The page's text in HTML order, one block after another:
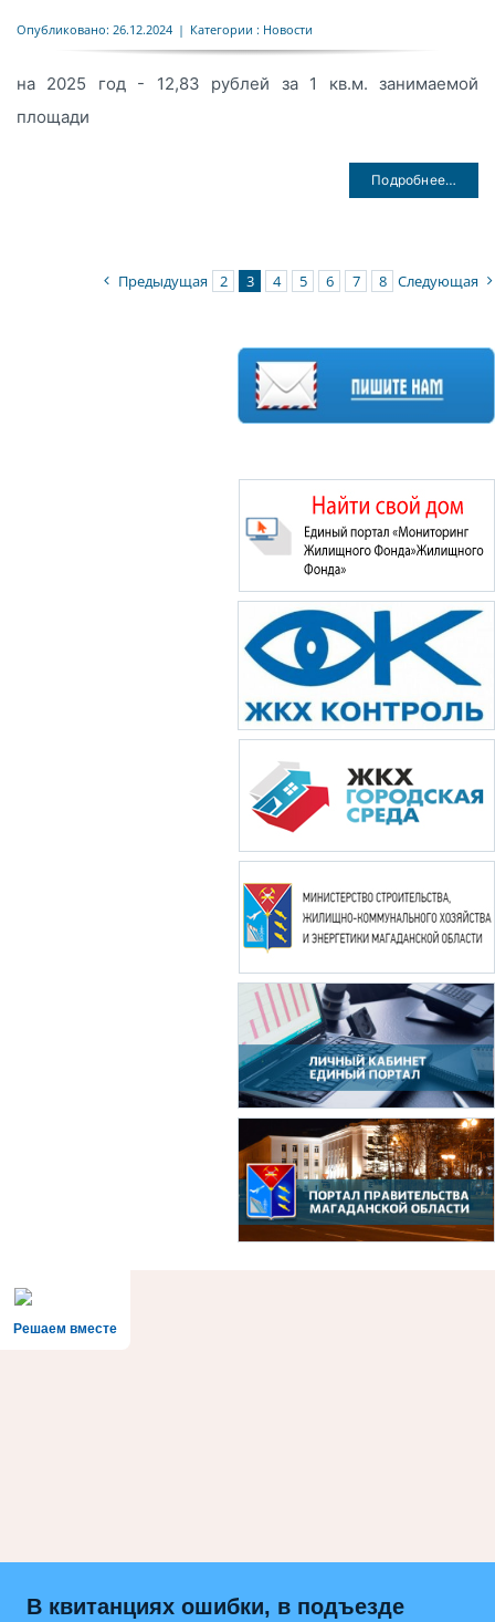
Опубликовано: 26.12.2024 | Категории : Новости
на 2025 год - 12,83 рублей за 1 кв.м. занимаемой
площади
Подробнее…
Предыдущая 2 3 4 5 6 7 8 Следующая
Решаем вместе
В квитанциях ошибки, в подъезде